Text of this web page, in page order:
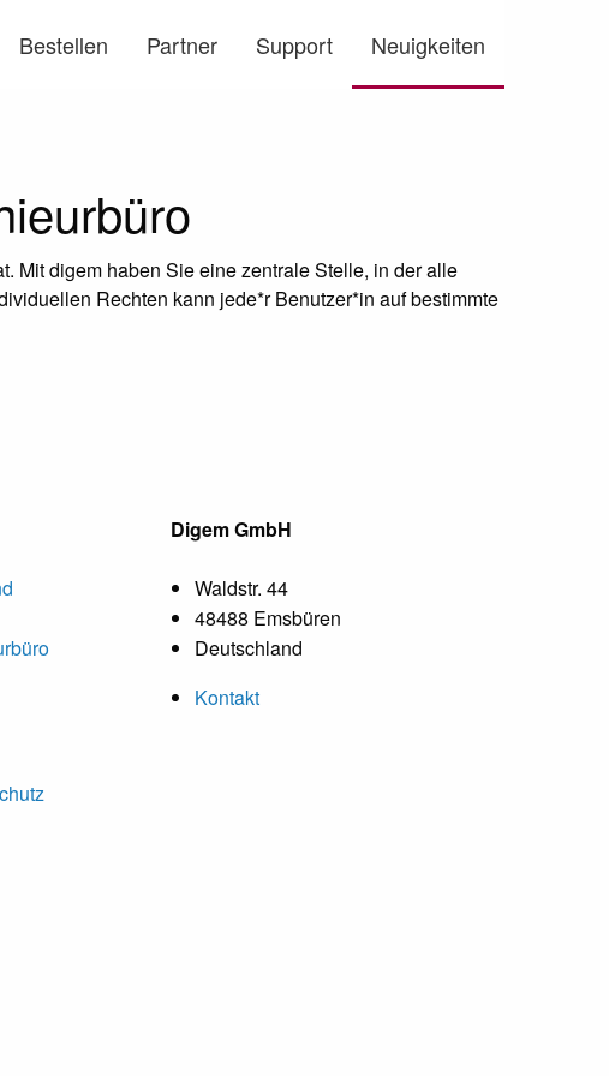
Bestellen Partner Support Neuigkeiten
Mit digem haben Sie eine zentrale Stelle, in der alle
Rechten kann jede*r Benutzer*in auf bestimmte
Digem GmbH
Waldstr. 44
48488 Emsbüren
Deutschland
Kontakt